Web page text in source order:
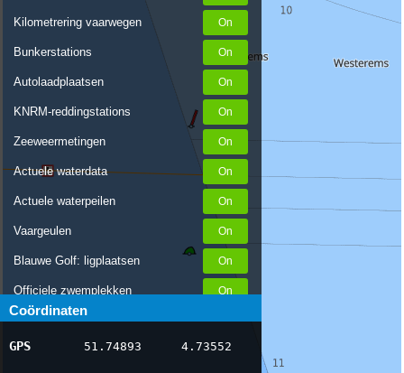
Kilometrering vaarwegen
Bunkerstations
Autolaadplaatsen
KNRM-reddingstations
Zeeweermetingen
Actuele waterdata
Actuele waterpeilen
Vaargeulen
Blauwe Golf: ligplaatsen
Officiele zwemplekken
Stremmingen/hinder
AIS scheepsposities
Coördinaten
GPS 51.74893 4.73552